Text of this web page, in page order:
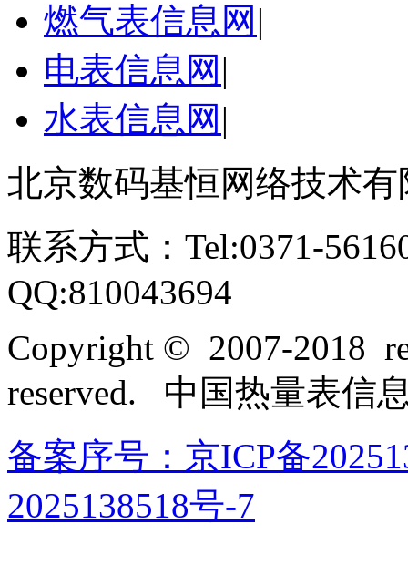
燃气表信息网 |
电表信息网 |
水表信息网 |
北京数码基恒网络技术有
联系方式：Tel:0371-
QQ:810043694
Copyright © 2007-2018
reserved. 中国热量表信
备案序号：京ICP备
2025138518号-7